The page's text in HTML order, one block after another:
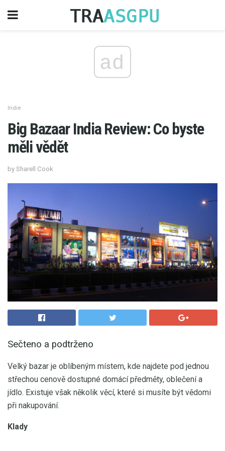
ad
Indie
Big Bazaar India Review: Co byste
měli vědět
by Sharell Cook
Sečteno a podtrženo
Velký bazar je oblíbeným místem, kde najdete pod jednou
střechou cenově dostupné domácí předměty, oblečení a
jídlo. Existuje však několik věcí, které si musíte být vědomi
při nakupování.
Klady